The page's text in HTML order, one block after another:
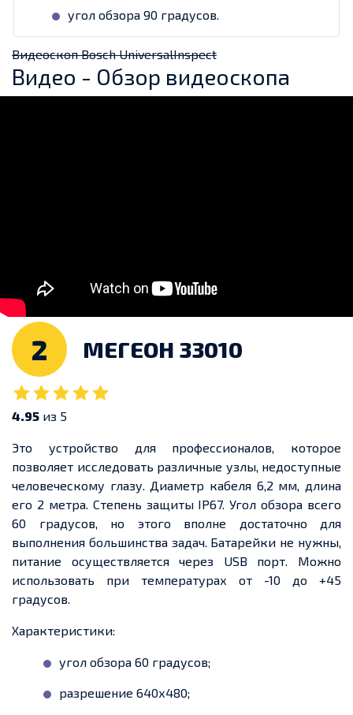
угол обзора 90 градусов.
Видеоскоп Bosch UniversalInspect
Видео - Обзор видеоскопа
2 МЕГЕОН 33010
4.95 из 5
Это устройство для профессионалов, которое
позволяет исследовать различные узлы, недоступные
человеческому глазу. Диаметр кабеля 6,2 мм, длина
его 2 метра. Степень защиты IP67. Угол обзора всего
60 градусов, но этого вполне достаточно для
выполнения большинства задач. Батарейки не нужны,
питание осуществляется через USB порт. Можно
использовать при температурах от -10 до +45
градусов.
Характеристики:
угол обзора 60 градусов;
разрешение 640х480;